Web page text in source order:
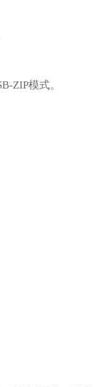
ZIP模式。